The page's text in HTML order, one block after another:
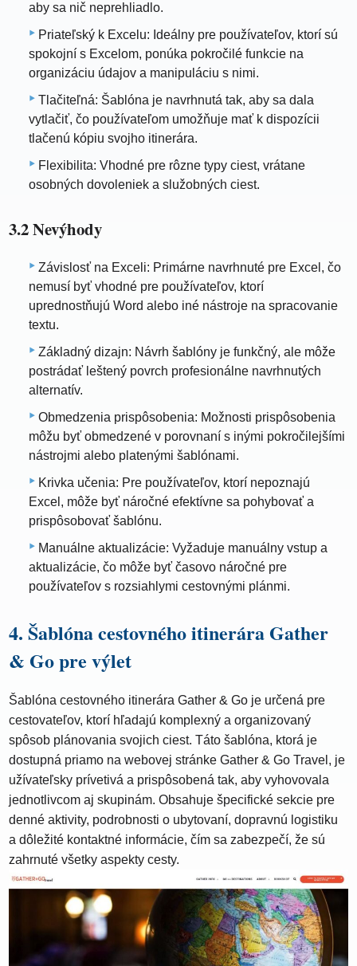
aby sa nič neprehliadlo.
Priateľský k Excelu: Ideálny pre používateľov, ktorí sú
spokojní s Excelom, ponúka pokročilé funkcie na
organizáciu údajov a manipuláciu s nimi.
Tlačiteľná: Šablóna je navrhnutá tak, aby sa dala
vytlačiť, čo používateľom umožňuje mať k dispozícii
tlačenú kópiu svojho itinerára.
Flexibilita: Vhodné pre rôzne typy ciest, vrátane
osobných dovoleniek a služobných ciest.
3.2 Nevýhody
Závislosť na Exceli: Primárne navrhnuté pre Excel, čo
nemusí byť vhodné pre používateľov, ktorí
uprednostňujú Word alebo iné nástroje na spracovanie
textu.
Základný dizajn: Návrh šablóny je funkčný, ale môže
postrádať leštený povrch profesionálne navrhnutých
alternatív.
Obmedzenia prispôsobenia: Možnosti prispôsobenia
môžu byť obmedzené v porovnaní s inými pokročilejšími
nástrojmi alebo platenými šablónami.
Krivka učenia: Pre používateľov, ktorí nepoznajú
Excel, môže byť náročné efektívne sa pohybovať a
prispôsobovať šablónu.
Manuálne aktualizácie: Vyžaduje manuálny vstup a
aktualizácie, čo môže byť časovo náročné pre
používateľov s rozsiahlymi cestovnými plánmi.
4. Šablóna cestovného itinerára Gather
& Go pre výlet
Šablóna cestovného itinerára Gather & Go je určená pre
cestovateľov, ktorí hľadajú komplexný a organizovaný
spôsob plánovania svojich ciest. Táto šablóna, ktorá je
dostupná priamo na webovej stránke Gather & Go Travel, je
užívateľsky prívetivá a prispôsobená tak, aby vyhovovala
jednotlivcom aj skupinám. Obsahuje špecifické sekcie pre
denné aktivity, podrobnosti o ubytovaní, dopravnú logistiku
a dôležité kontaktné informácie, čím sa zabezpečí, že sú
zahrnuté všetky aspekty cesty.